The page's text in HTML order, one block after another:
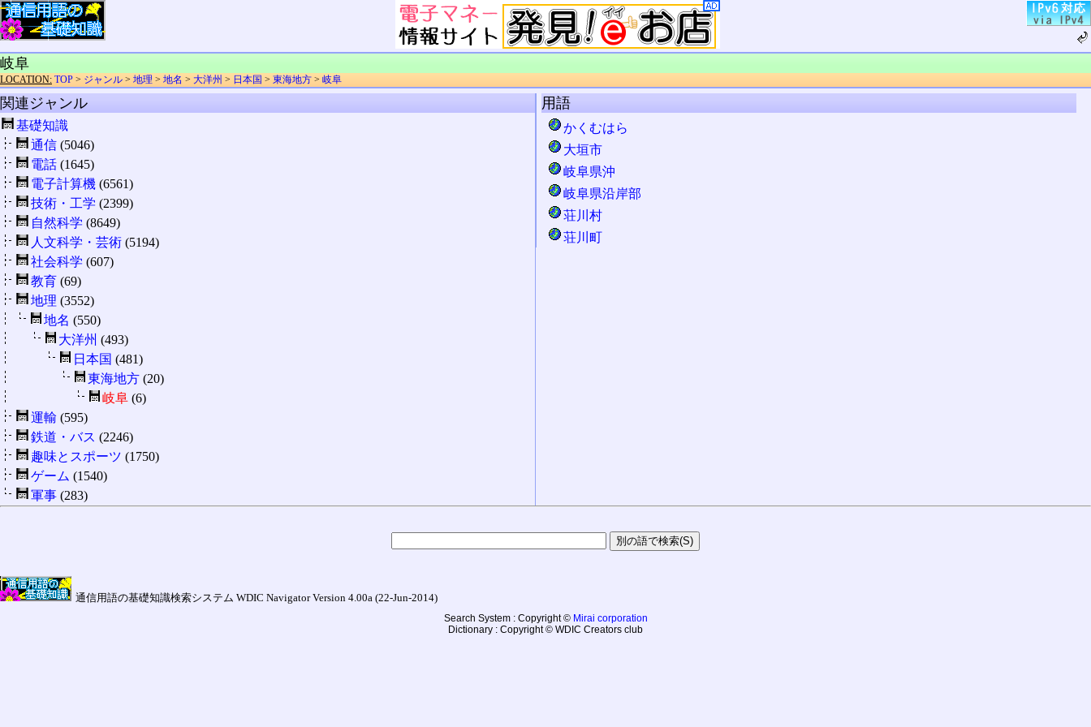
岐阜
LOCATION: TOP > ジャンル > 地理 > 地名 > 大洋州 > 日本国 > 東海地方 > 岐阜
関連ジャンル
基礎知識
通信 (5046)
電話 (1645)
電子計算機 (6561)
技術・工学 (2399)
自然科学 (8649)
人文科学・芸術 (5194)
社会科学 (607)
教育 (69)
地理 (3552)
地名 (550)
大洋州 (493)
日本国 (481)
東海地方 (20)
岐阜 (6)
運輸 (595)
鉄道・バス (2246)
趣味とスポーツ (1750)
ゲーム (1540)
軍事 (283)
用語
かくむはら
大垣市
岐阜県沖
岐阜県沿岸部
荘川村
荘川町
通信用語の基礎知識検索システム WDIC Navigator Version 4.00a (22-Jun-2014)
Search System : Copyright © Mirai corporation
Dictionary : Copyright © WDIC Creators club